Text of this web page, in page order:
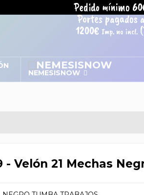
NEMESISNOW
Pedido mínimo
Portes pagados
1200€Imp. no incl.
- Velón 21 Mechas